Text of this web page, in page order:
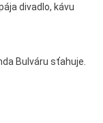
divadlo, kávu
Bulváru sťahuje.